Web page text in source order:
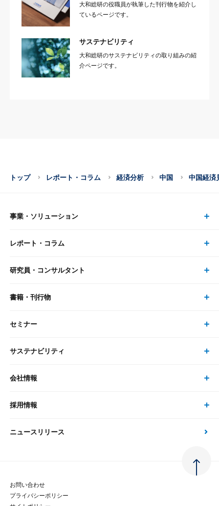
大和総研の役職員が執筆した刊行物を紹介し
ているページです。
サステナビリティ
大和総研のサステナビリティの取り組みの紹
介ページです。
トップ レポート・コラム 経済分析 中国 中国経済
事業・ソリューション
事業・ソリューション トップ
リサーチ
大和総研の強み
先端テクノロジーに基づく新たな価値の創出
レポート・コラム
レポート・コラム トップ
最新のレポート・コラム
政策分析
金融経済教育等
研究員・コンサルタント
研究員・コンサルタント トップ
研究員
書籍・刊行物
書籍・刊行物 トップ
書籍
セミナー
セミナー トップ
現在受付中のセミナー・イベント
サステナビリティ
サステナビリティの取り組み
次世代社会への貢献
会社情報
会社情報 トップ
会社概要・役員一覧
大和総研の歩み
採用情報
採用情報 トップ
経験者採用
ニュースリリース
お問い合わせ
プライバシーポリシー